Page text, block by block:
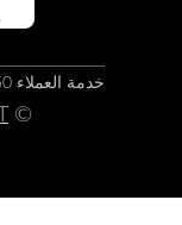
خدمة العملاء info@zepter.com.jo; +962 (6) 550 7550
© Copyright by